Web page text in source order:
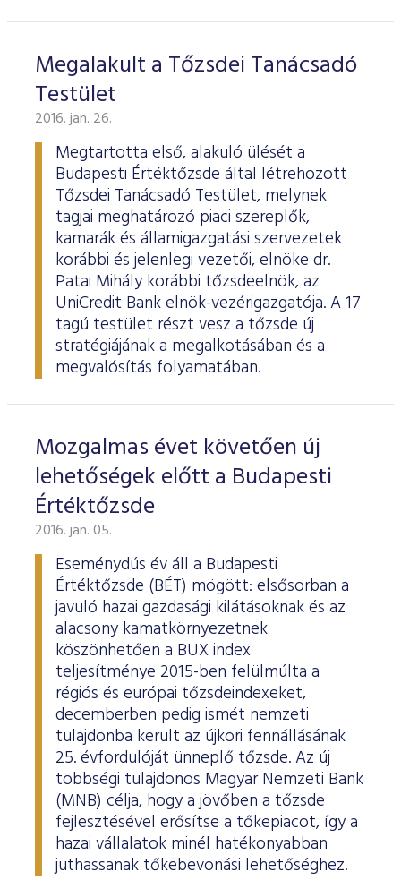
Megalakult a Tőzsdei Tanácsadó
Testület
2016. jan. 26.
Megtartotta első, alakuló ülését a
Budapesti Értéktőzsde által létrehozott
Tőzsdei Tanácsadó Testület, melynek
tagjai meghatározó piaci szereplők,
kamarák és államigazgatási szervezetek
korábbi és jelenlegi vezetői, elnöke dr.
Patai Mihály korábbi tőzsdeelnök, az
UniCredit Bank elnök-vezérigazgatója. A 17
tagú testület részt vesz a tőzsde új
stratégiájának a megalkotásában és a
megvalósítás folyamatában.
Mozgalmas évet követően új
lehetőségek előtt a Budapesti
Értéktőzsde
2016. jan. 05.
Eseménydús év áll a Budapesti
Értéktőzsde (BÉT) mögött: elsősorban a
javuló hazai gazdasági kilátásoknak és az
alacsony kamatkörnyezetnek
köszönhetően a BUX index
teljesítménye 2015-ben felülmúlta a
régiós és európai tőzsdeindexeket,
decemberben pedig ismét nemzeti
tulajdonba került az újkori fennállásának
25. évfordulóját ünneplő tőzsde. Az új
többségi tulajdonos Magyar Nemzeti Bank
(MNB) célja, hogy a jövőben a tőzsde
fejlesztésével erősítse a tőkepiacot, így a
hazai vállalatok minél hatékonyabban
juthassanak tőkebevonási lehetőséghez.